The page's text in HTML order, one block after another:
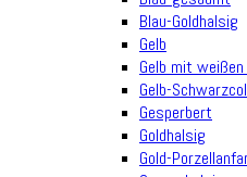
Blau-Goldhalsig
Gelb
Gelb mit weißen
Gelb-
Gesperbert
Goldhalsig
Gold-